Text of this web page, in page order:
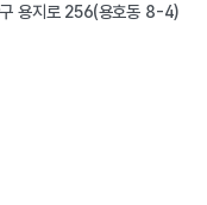
구 용지로 256(용호동 8-4)